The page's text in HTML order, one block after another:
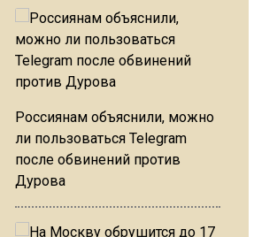
Россиянам объяснили, можно
ли пользоваться Telegram
после обвинений против
Дурова